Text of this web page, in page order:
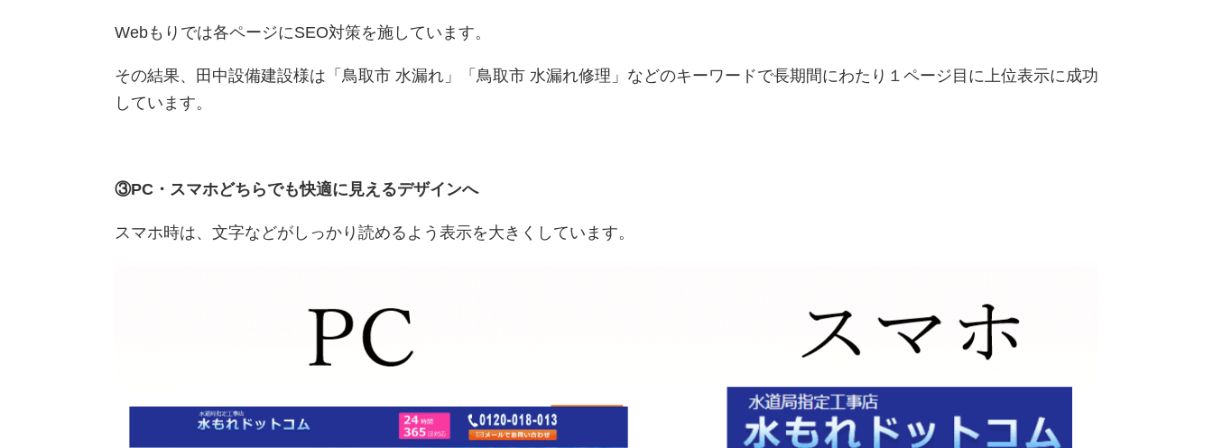
Webもりでは各ページにSEO対策を施しています。
その結果、田中設備建設様は「鳥取市 水漏れ」「鳥取市 水漏れ修理」などのキーワードで長期間にわたり１ページ目に上位表示に成功
しています。
③PC・スマホどちらでも快適に見えるデザインへ
スマホ時は、文字などがしっかり読めるよう表示を大きくしています。